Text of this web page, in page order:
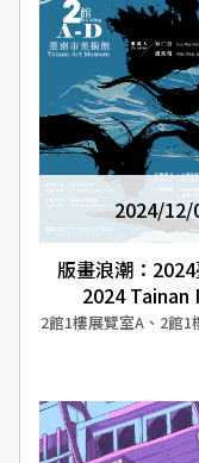
2024/12/
版畫浪潮：
2024
2館1樓展覽室A、2館